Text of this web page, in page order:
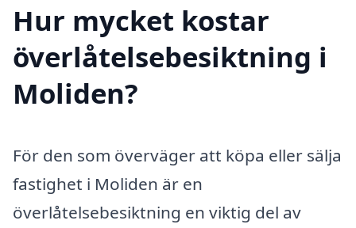
Hur mycket kostar
överlåtelsebesiktning i
Moliden?
För den som överväger att köpa eller sälja
fastighet i Moliden är en
överlåtelsebesiktning en viktig del av